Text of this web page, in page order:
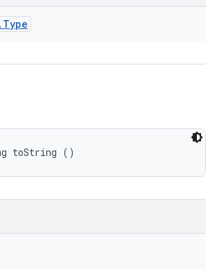
. Type
toString ()